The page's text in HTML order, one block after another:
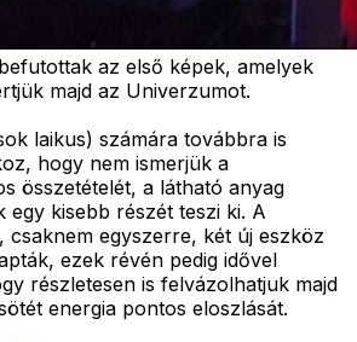
az első képek, amelyek
majd az Univerzumot.
laikus) számára továbbra is
hogy nem ismerjük a
összetételét, a látható anyag
egy kisebb részét teszi ki. A
csaknem egyszerre, két új eszköz
ezek révén pedig idővel
részletesen is felvázolhatjuk majd
energia pontos eloszlását.